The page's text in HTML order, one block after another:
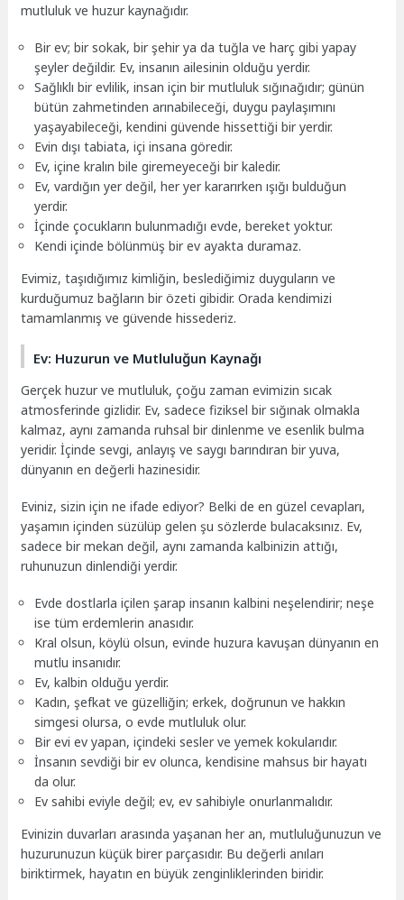
mutluluk ve huzur kaynağıdır.
Bir ev; bir sokak, bir şehir ya da tuğla ve harç gibi yapay
şeyler değildir. Ev, insanın ailesinin olduğu yerdir.
Sağlıklı bir evlilik, insan için bir mutluluk sığınağıdır; günün
bütün zahmetinden arınabileceği, duygu paylaşımını
yaşayabileceği, kendini güvende hissettiği bir yerdir.
Evin dışı tabiata, içi insana göredir.
Ev, içine kralın bile giremeyeceği bir kaledir.
Ev, vardığın yer değil, her yer kararırken ışığı bulduğun
yerdir.
İçinde çocukların bulunmadığı evde, bereket yoktur.
Kendi içinde bölünmüş bir ev ayakta duramaz.
Evimiz, taşıdığımız kimliğin, beslediğimiz duyguların ve
kurduğumuz bağların bir özeti gibidir. Orada kendimizi
tamamlanmış ve güvende hissederiz.
Ev: Huzurun ve Mutluluğun Kaynağı
Gerçek huzur ve mutluluk, çoğu zaman evimizin sıcak
atmosferinde gizlidir. Ev, sadece fiziksel bir sığınak olmakla
kalmaz, aynı zamanda ruhsal bir dinlenme ve esenlik bulma
yeridir. İçinde sevgi, anlayış ve saygı barındıran bir yuva,
dünyanın en değerli hazinesidir.
Eviniz, sizin için ne ifade ediyor? Belki de en güzel cevapları,
yaşamın içinden süzülüp gelen şu sözlerde bulacaksınız. Ev,
sadece bir mekan değil, aynı zamanda kalbinizin attığı,
ruhunuzun dinlendiği yerdir.
Evde dostlarla içilen şarap insanın kalbini neşelendirir; neşe
ise tüm erdemlerin anasıdır.
Kral olsun, köylü olsun, evinde huzura kavuşan dünyanın en
mutlu insanıdır.
Ev, kalbin olduğu yerdir.
Kadın, şefkat ve güzelliğin; erkek, doğrunun ve hakkın
simgesi olursa, o evde mutluluk olur.
Bir evi ev yapan, içindeki sesler ve yemek kokularıdır.
İnsanın sevdiği bir ev olunca, kendisine mahsus bir hayatı
da olur.
Ev sahibi eviyle değil; ev, ev sahibiyle onurlanmalıdır.
Evinizin duvarları arasında yaşanan her an, mutluluğunuzun ve
huzurunuzun küçük birer parçasıdır. Bu değerli anıları
biriktirmek, hayatın en büyük zenginliklerinden biridir.